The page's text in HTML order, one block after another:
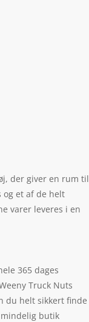
der giver en rum til
og et af de helt
varer leveres i en
365 dages
Truck Nuts
du helt sikkert finde
butik